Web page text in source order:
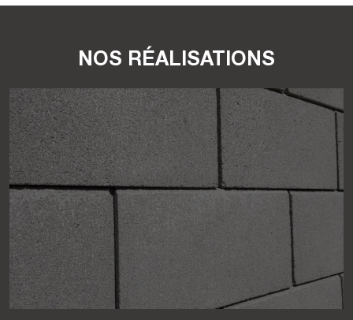
NOS RÉALISATIONS